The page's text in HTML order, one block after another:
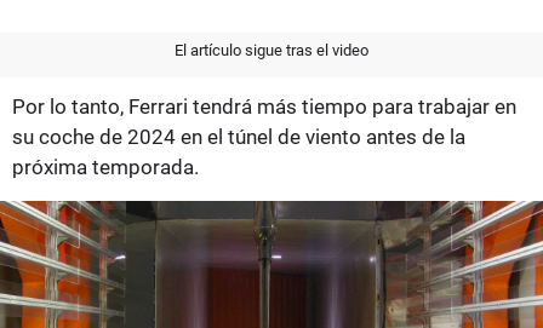
El artículo sigue tras el video
Por lo tanto, Ferrari tendrá más tiempo para trabajar en
su coche de 2024 en el túnel de viento antes de la
próxima temporada.